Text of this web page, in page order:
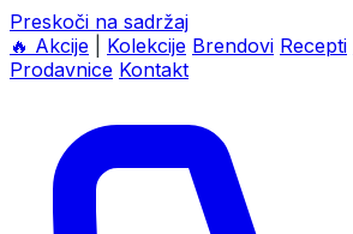
Preskoči na sadržaj
🔥 Akcije Kolekcije Brendovi Recepti
Prodavnice Kontakt